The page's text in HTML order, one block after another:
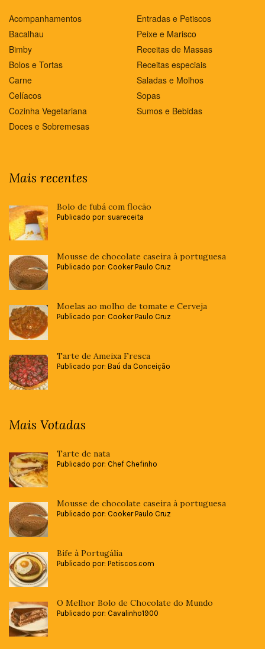
Acompanhamentos
Bacalhau
Bimby
Bolos e Tortas
Carne
Celíacos
Cozinha Vegetariana
Doces e Sobremesas
Entradas e Petiscos
Peixe e Marisco
Receitas de Massas
Receitas especiais
Saladas e Molhos
Sopas
Sumos e Bebidas
Mais recentes
Bolo de fubá com flocão
Publicado por: suareceita
Mousse de chocolate caseira à portuguesa
Publicado por: Cooker Paulo Cruz
Moelas ao molho de tomate e Cerveja
Publicado por: Cooker Paulo Cruz
Tarte de Ameixa Fresca
Publicado por: Baú da Conceição
Mais Votadas
Tarte de nata
Publicado por: Chef Chefinho
Mousse de chocolate caseira à portuguesa
Publicado por: Cooker Paulo Cruz
Bife à Portugália
Publicado por: Petiscos.com
O Melhor Bolo de Chocolate do Mundo
Publicado por: Cavalinho1900